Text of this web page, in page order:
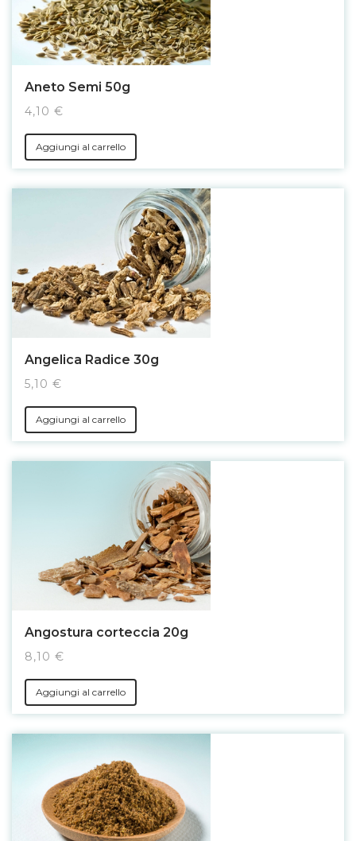
Aneto Semi 50g
4,10 €
Aggiungi al carrello
Angelica Radice 30g
5,10 €
Aggiungi al carrello
Angostura corteccia 20g
8,10 €
Aggiungi al carrello